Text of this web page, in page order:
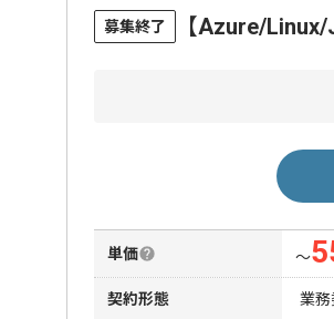
募集終了 【Azure/
単価 〜
契約形態 業務